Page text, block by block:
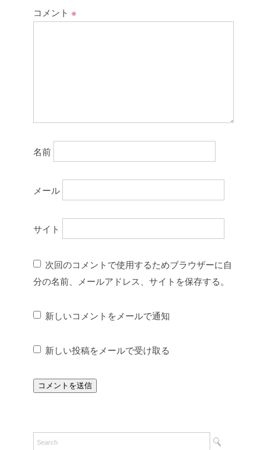
コメント ※
名前
メール
サイト
次回のコメントで使用するためブラウザーに自
分の名前、メールアドレス、サイトを保存する。
新しいコメントをメールで通知
新しい投稿をメールで受け取る